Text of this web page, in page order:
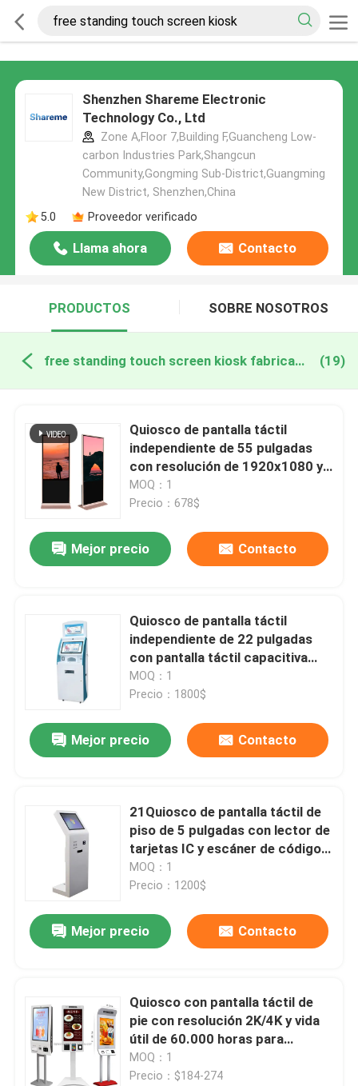
Shenzhen Shareme Electronic
Technology Co., Ltd
Zone A,Floor 7,Building F,Guancheng Low-
carbon Industries Park,Shangcun
Community,Gongming Sub-District,Guangming
New District, Shenzhen,China
5.0
Proveedor verificado
Llama ahora Contacto
PRODUCTOS SOBRE NOSOTROS
free standing touch screen kiosk fabricación en línea (19)
Quiosco de pantalla táctil
independiente de 55 pulgadas
con resolución de 1920x1080 y
pantalla táctil infrarroja para
autochequeo en aeropuertos
MOQ：1
Precio：678$
Mejor precio Contacto
Quiosco de pantalla táctil
independiente de 22 pulgadas
con pantalla táctil capacitiva
para pago de autoservicio
MOQ：1
Precio：1800$
Mejor precio Contacto
21Quiosco de pantalla táctil de
piso de 5 pulgadas con lector de
tarjetas IC y escáner de código
QR
MOQ：1
Precio：1200$
Mejor precio Contacto
Quiosco con pantalla táctil de
pie con resolución 2K/4K y vida
útil de 60.000 horas para
aplicaciones de autoservicio
MOQ：1
Precio：$184-274